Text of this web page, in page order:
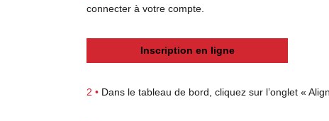
connecter à votre compte.
Inscription en ligne
2 • Dans le tableau de bord, cliquez sur l’onglet «